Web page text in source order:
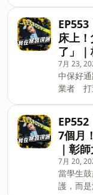
快速讓
管。 👉點擊看完整報導：
https://
０８０
https://
中保科技將
口下福
總舖師
財物未
吠，種
則刻
叫兒子
項鍊、
穿他的
防，更
與暴力。 ｜本集來賓：資深社會記
晏碩｜ (00:00:11) 前情提要 (00:01:05) 避
重就輕的供詞
(00:06:43) 牢房
的鑑定 (00:26:32) 看不見的裂縫 主持人：
陳豐德 🎉Discord群組開張啦！快來加入
一起聊天
https://
LINE社
★ 邀約
床上
了」
7月 23,
中保好
業者 打造智
通路」
服務場
業者訊
功案例
步導入
讓寬頻
區服務
7個月
｜彰
7月 20,
當學生
護，而